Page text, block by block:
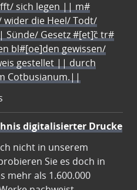
sich legen || m#
wider die Heel/ Todt/
Sünde/ Gesetz #[et]c̃ tr#
bl#[oe]den gewissen/
gestellet || durch
Cotbusianum.||
digitalisierter Drucke
nicht in unserem
Sie es doch in
mehr als 1.600.000